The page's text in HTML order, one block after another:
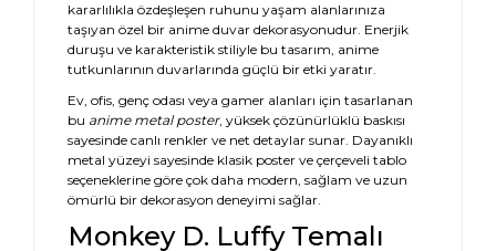
kararlılıkla özdeşleşen ruhunu yaşam alanlarınıza
taşıyan özel bir anime duvar dekorasyonudur. Enerjik
duruşu ve karakteristik stiliyle bu tasarım, anime
tutkunlarının duvarlarında güçlü bir etki yaratır.
Ev, ofis, genç odası veya gamer alanları için tasarlanan
bu anime metal poster, yüksek çözünürlüklü baskısı
sayesinde canlı renkler ve net detaylar sunar. Dayanıklı
metal yüzeyi sayesinde klasik poster ve çerçeveli tablo
seçeneklerine göre çok daha modern, sağlam ve uzun
ömürlü bir dekorasyon deneyimi sağlar.
Monkey D. Luffy Temalı